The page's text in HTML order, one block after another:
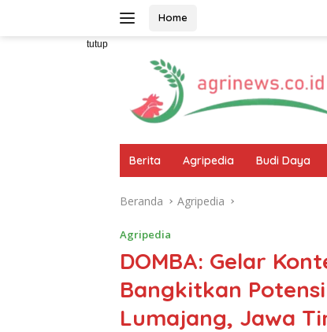
Home
tutup
Berita Agripedia Budi Daya
Beranda Agripedia
Agripedia
DOMBA: Gelar
Bangkitkan
Lumajang, Jawa